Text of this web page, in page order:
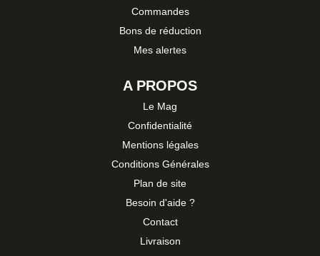
Commandes
Bons de réduction
Mes alertes
A PROPOS
Le Mag
Confidentialité
Mentions légales
Conditions Générales
Plan de site
Besoin d'aide ?
Contact
Livraison